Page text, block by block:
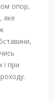
опор,
яке
і при